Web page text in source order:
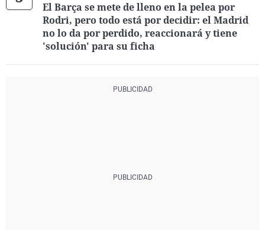
El Barça se mete de lleno en la pelea por
Rodri, pero todo está por decidir: el Madrid
no lo da por perdido, reaccionará y tiene
'solución' para su ficha